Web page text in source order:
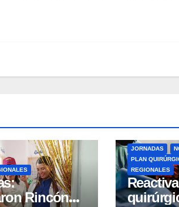
Rincón
JORNADAS
PLAN
REGIONALES